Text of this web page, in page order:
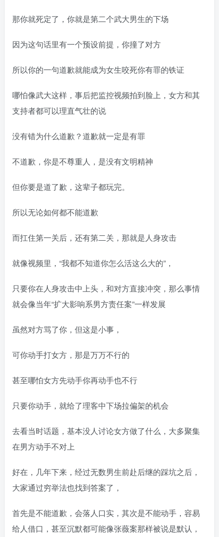
那你就死定了，你就是第二个武大男生的下场
因为这句话里有一个预设前提，你撞了对方
所以你的一句道歉就能成为女生咬死你有罪的铁证
哪怕像武大这样，事后把监控视频拍到脸上，女方和其
支持者都可以理直气壮的说
没有错为什么道歉？道歉就一定是有罪
不道歉，你是不尊重人，是没有文明精神
但你要是道了歉，这辈子都玩完。
所以无论如何都不能道歉
而扛住第一关后，还有第二关，那就是人身攻击
就像视频里，“我都不知道你怎么活这么大的”，
只要你在人身攻击中上头，和对方直接冲突，那么事情
就会像当年“扩大影响系男方责任案”一样发展
虽然对方骂了你，但这是小事，
可你动手打女方，那是万万不行的
甚至哪怕女方先动手你再动手也不行
只要你动手，就给了理客中下场拉偏架的机会
去看当时话题，基本没人讨论女方做了什么，大多聚集
在男方动手不对上
好在，几年下来，经过无数男生前赴后继的踩坑之后，
大家通过穷举法也找到答案了，
首先是不能道歉，会落人口实，其次是不能动手，容易
给人借口，甚至沉默都可能像张薇案那样被说是默认，